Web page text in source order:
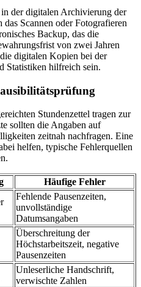
der digitalen Archivierung der
Scannen oder Fotografieren
Backup, das die
von zwei Jahren
digitalen Kopien bei der
Statistiken hilfreich sein.
Stundenzettel tragen zur
sollten die Angaben auf
zeitnah nachfragen. Eine
helfen, typische Fehlerquellen
Häufige Fehler
Fehlende Pausenzeiten,
unvollständige
Datumsangaben
Überschreitung der
Höchstarbeitszeit, negative
Pausenzeiten
Unleserliche Handschrift,
verwischte Zahlen